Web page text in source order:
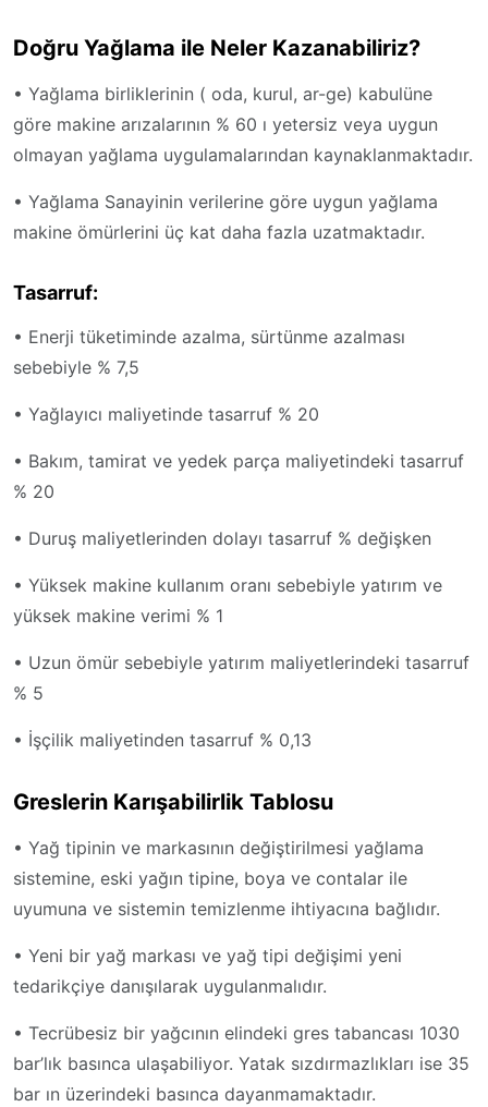
Doğru Yağlama ile Neler Kazanabiliriz?
• Yağlama birliklerinin ( oda, kurul, ar-ge) kabulüne
göre makine arızalarının % 60 ı yetersiz veya uygun
olmayan yağlama uygulamalarından kaynaklanmaktadır.
• Yağlama Sanayinin verilerine göre uygun yağlama
makine ömürlerini üç kat daha fazla uzatmaktadır.
Tasarruf:
• Enerji tüketiminde azalma, sürtünme azalması
sebebiyle % 7,5
• Yağlayıcı maliyetinde tasarruf % 20
• Bakım, tamirat ve yedek parça maliyetindeki tasarruf
% 20
• Duruş maliyetlerinden dolayı tasarruf % değişken
• Yüksek makine kullanım oranı sebebiyle yatırım ve
yüksek makine verimi % 1
• Uzun ömür sebebiyle yatırım maliyetlerindeki tasarruf
% 5
• İşçilik maliyetinden tasarruf % 0,13
Greslerin Karışabilirlik Tablosu
• Yağ tipinin ve markasının değiştirilmesi yağlama
sistemine, eski yağın tipine, boya ve contalar ile
uyumuna ve sistemin temizlenme ihtiyacına bağlıdır.
• Yeni bir yağ markası ve yağ tipi değişimi yeni
tedarikçiye danışılarak uygulanmalıdır.
• Tecrübesiz bir yağcının elindeki gres tabancası 1030
bar’lık basınca ulaşabiliyor. Yatak sızdırmazlıkları ise 35
bar ın üzerindeki basınca dayanmamaktadır.